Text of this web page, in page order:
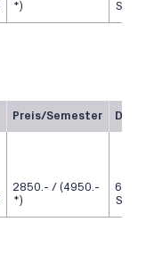
*)
Preis/Semester
2850.- / (4950.-
*)
6